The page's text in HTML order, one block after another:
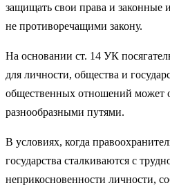
защищать свои права и законные
не противоречащими закону.
На основании ст. 14 УК
для личности, общества и
общественных отношений может
разнообразными путями.
В условиях, когда
государства сталкиваются с
неприкосновенности личности,